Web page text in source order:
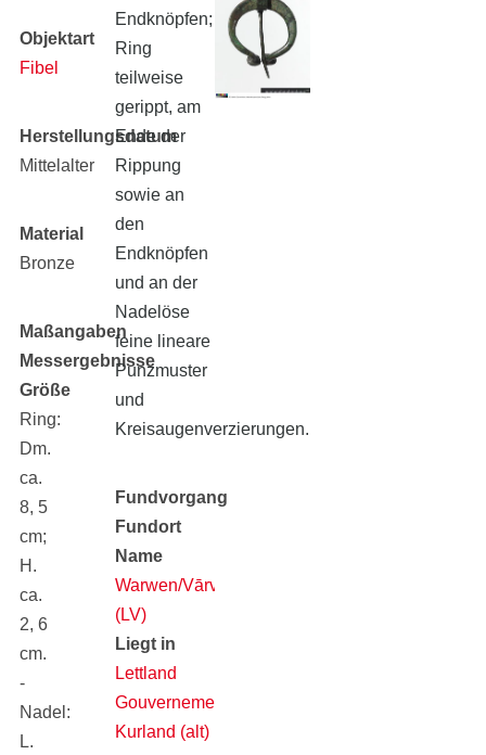
Objektart
Fibel
Herstellungsdatum
Mittelalter
Material
Bronze
Maßangaben
Messergebnisse
Größe
Ring:
Dm.
ca.
8, 5
cm;
H.
ca.
2, 6
cm.
-
Nadel:
L.
Endknöpfen;
Ring
teilweise
gerippt, am
Ende der
Rippung
sowie an
den
Endknöpfen
und an der
Nadelöse
feine lineare
Punzmuster
und
Kreisaugenverzierungen.
Fundvorgang
Fundort
Name
Warwen/Vārve
(LV)
Liegt in
Lettland
Gouvernement
Kurland (alt)